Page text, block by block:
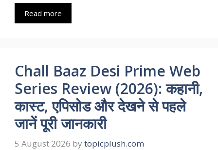
Read more
Chall Baaz Desi Prime Web
Series Review (2026): कहानी,
कास्ट, एपिसोड और देखने से पहले
जानें पूरी जानकारी
5 August 2026 by topicplush.com